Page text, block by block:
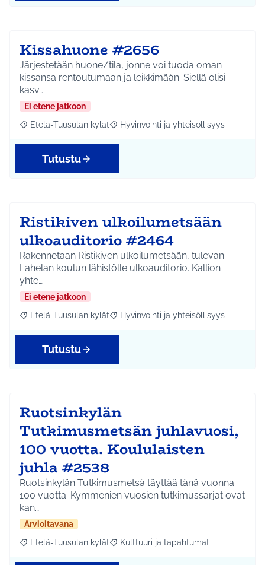
Kissahuone #2656
Järjestetään huone/tila, jonne voi tuoda oman
kissansa rentoutumaan ja leikkimään. Siellä olisi
kasv…
Ei etene jatkoon
Rajaa tulokset aihepiirin mukaan: Etelä-Tuusulan kylät
Etelä-Tuusulan kylät Rajaa tulokset teeman mukaan:
Hyvinvointi ja yhteisöllisyys
Tutustu
Ristikiven ulkoilumetsään
ulkoauditorio #2464
Rakennetaan Ristikiven ulkoilumetsään, tulevan
Lahelan koulun lähistölle ulkoauditorio. Kallion
yhte…
Ei etene jatkoon
Rajaa tulokset aihepiirin mukaan: Etelä-Tuusulan kylät
Etelä-Tuusulan kylät Rajaa tulokset teeman mukaan:
Hyvinvointi ja yhteisöllisyys
Tutustu
Ruotsinkylän
Tutkimusmetsän juhlavuosi,
100 vuotta. Koululaisten
juhla #2538
Ruotsinkylän Tutkimusmetsä täyttää tänä vuonna
100 vuotta. Kymmenien vuosien tutkimussarjat ovat
kan…
Arvioitavana
Rajaa tulokset aihepiirin mukaan: Etelä-Tuusulan kylät
Etelä-Tuusulan kylät Rajaa tulokset teeman mukaan:
Kulttuuri ja tapahtumat